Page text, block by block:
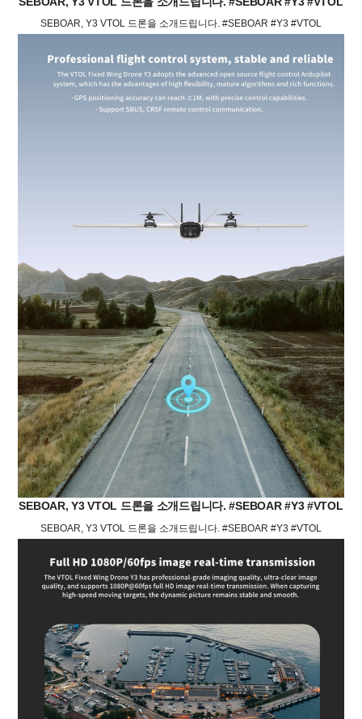
SEBOAR, Y3 VTOL 드론을 소개드립니다. #SEBOAR #Y3 #VTOL
SEBOAR, Y3 VTOL 드론을 소개드립니다. #SEBOAR #Y3 #VTOL
SEBOAR, Y3 VTOL 드론을 소개드립니다. #SEBOAR #Y3 #VTOL